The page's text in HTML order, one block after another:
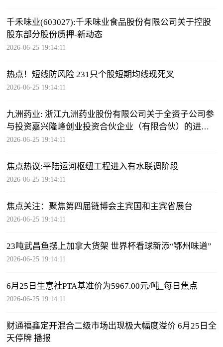
千禾味业(603027):千禾味业食品股份有限公司关于控股
股东部分股份质押-新动态
2026-06-25 19:14:11
热点！短线防风险 231只个股短期均线现死叉
2026-06-25 19:14:11
九洲药业: 浙江九洲药业股份有限公司关于全资子公司参
与投资嘉兴隆峰创业投资合伙企业（有限合伙）的进展
公告 每日动态
2026-06-25 19:14:11
焦点热议:平陆运河枢纽工程进入有水联调阶段
2026-06-25 19:14:11
焦点关注：聚焦第四届链博会主宾国和主宾省展台
2026-06-25 19:14:11
23吨武昌鱼摆上加拿大货架 世界杯看球新添“鄂州味道”
2026-06-25 19:14:11
6月25日生意社PTA基准价为5967.00元/吨_每日焦点
2026-06-25 19:14:11
财通福鑫定开混合二级市场出现极大幅度溢价 6月25日全
天停牌 播报